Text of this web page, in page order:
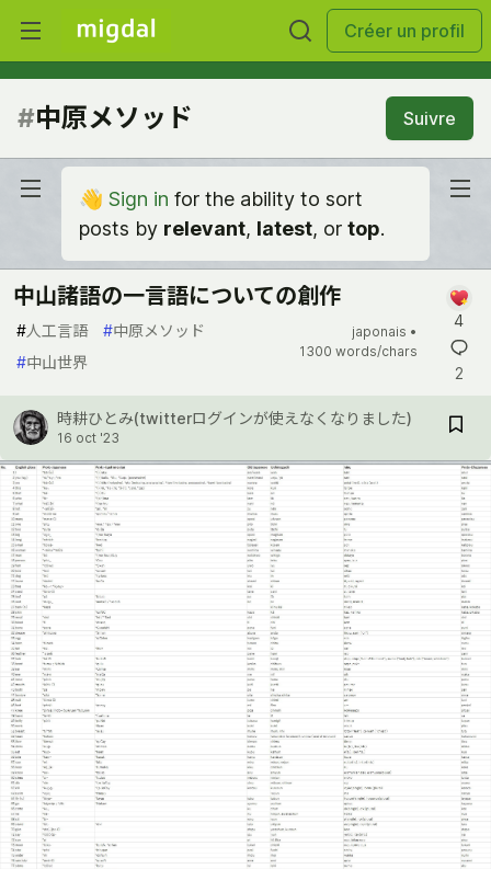
Créer un profil
#中原メソッド Suivre
👋 Sign in for the ability to sort
posts by relevant, latest, or top.
中山諸語の一言語についての創作
#人工言語 #中原メソッド
#中山世界
japonais •
1300 words/chars
4
2
時耕ひとみ(twitterログインが使えなくなりました)
16 oct '23